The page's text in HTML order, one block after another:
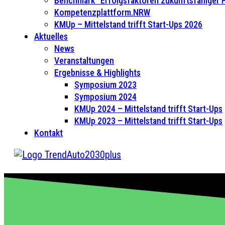
Kompetenzplattform.NRW
KMUp – Mittelstand trifft Start-Ups 2026
Aktuelles
News
Veranstaltungen
Ergebnisse & Highlights
Symposium 2023
Symposium 2024
KMUp 2024 – Mittelstand trifft Start-Ups
KMUp 2023 – Mittelstand trifft Start-Ups
Kontakt